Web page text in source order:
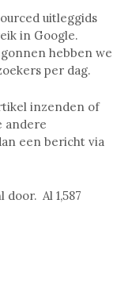
uitleggids
in Google.
hebben we
per dag.
inzenden of
andere
een bericht via
door. Al 1,587